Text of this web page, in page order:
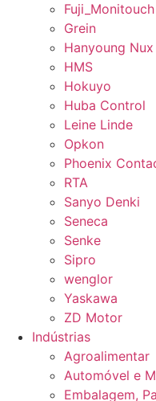
Fuji_Monitouch
Grein
Hanyoung Nux
HMS
Hokuyo
Huba Control
Leine Linde
Opkon
Phoenix
RTA
Sanyo Denki
Seneca
Senke
Sipro
wenglor
Yaskawa
ZD Motor
Indústrias
Agroalimentar
Automóvel e
Embalagem,